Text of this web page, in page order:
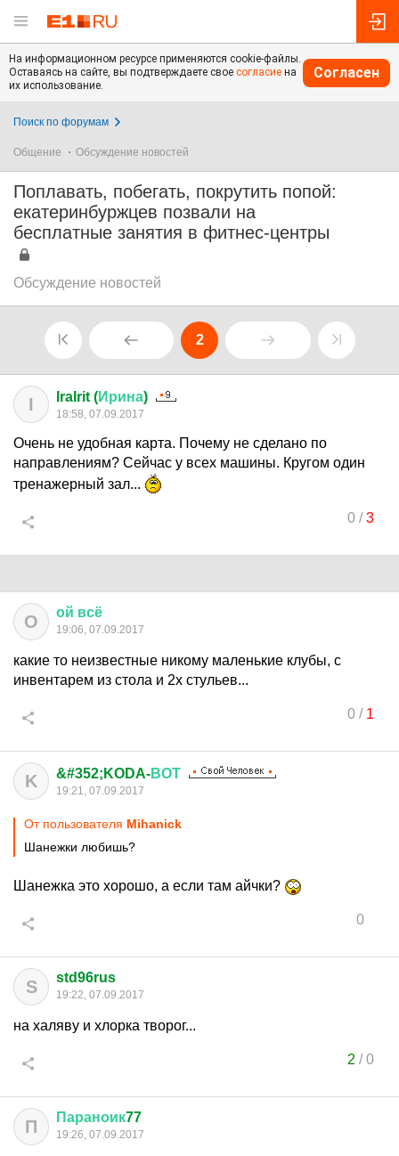
На информационном ресурсе применяются cookie-файлы.
Оставаясь на сайте, вы подтверждаете свое согласие на
их использование.
Согласен
Поиск по форумам
Общение Обсуждение новостей
Поплавать, побегать, покрутить попой:
екатеринбуржцев позвали на
бесплатные занятия в фитнес-центры
Обсуждение новостей
2
I IraIrit (Ирина)
18:58, 07.09.2017
Очень не удобная карта. Почему не сделано по
направлениям? Сейчас у всех машины. Кругом один
тренажерный зал...
0/3
О ой всё
19:06, 07.09.2017
какие то неизвестные никому маленькие клубы, с
инвентарем из стола и 2х стульев...
0/ 1
K &#352;KODA-ВОТ
19:21, 07.09.2017
От пользователя Mihanick
Шанежки любишь?
Шанежка это хорошо, а если там айчки?
0
S std96rus
19:22, 07.09.2017
на халяву и хлорка творог...
2 /0
П Параноик77
19:26, 07.09.2017